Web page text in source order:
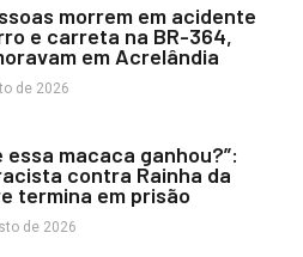
morrem em acidente
e carreta na BR-364,
em Acrelândia
de 2026
essa macaca ganhou?”:
contra Rainha da
termina em prisão
de 2026